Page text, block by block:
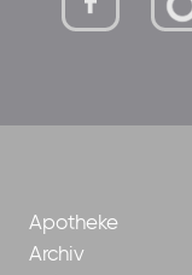
Apotheke
Archiv